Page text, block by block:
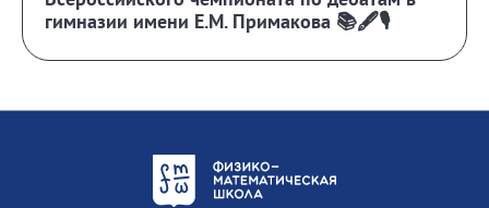
гимназии имени Е.М. Примакова 📚🖋️🎙️